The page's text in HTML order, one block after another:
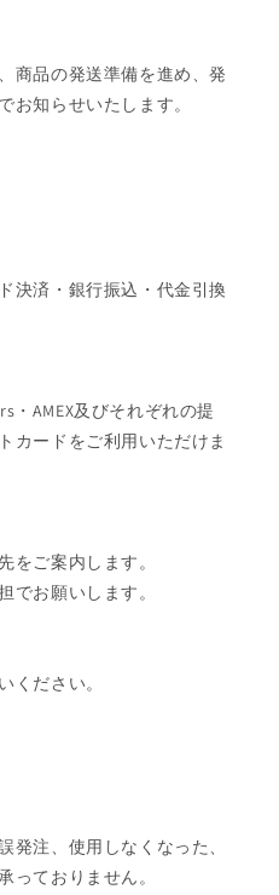
商品の発送準備を進め、発
お知らせいたします。
決済・銀行振込・代金引換
・AMEX及びそれぞれの提
カードをご利用いただけま
をご案内します。
でお願いします。
ください。
発注、使用しなくなった、
っておりません。